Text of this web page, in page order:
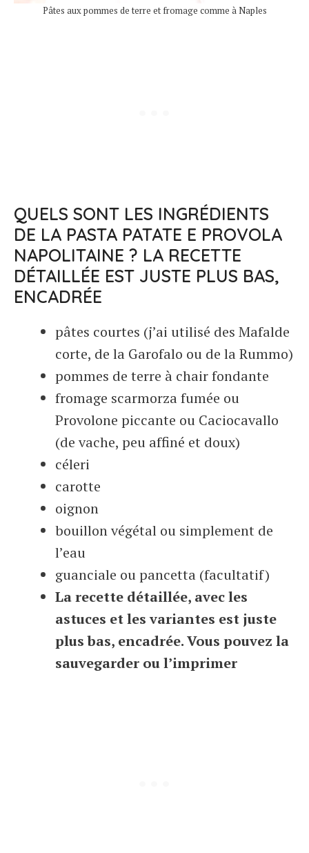
Pâtes aux pommes de terre et fromage comme à Naples
QUELS SONT LES INGRÉDIENTS
DE LA PASTA PATATE E PROVOLA
NAPOLITAINE ? LA RECETTE
DÉTAILLÉE EST JUSTE PLUS BAS,
ENCADRÉE
pâtes courtes (j’ai utilisé des Mafalde
corte, de la Garofalo ou de la Rummo)
pommes de terre à chair fondante
fromage scarmorza fumée ou
Provolone piccante ou Caciocavallo
(de vache, peu affiné et doux)
céleri
carotte
oignon
bouillon végétal ou simplement de
l’eau
guanciale ou pancetta (facultatif)
La recette détaillée, avec les
astuces et les variantes est juste
plus bas, encadrée. Vous pouvez la
sauvegarder ou l’imprimer